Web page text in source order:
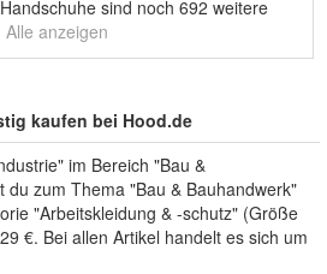
sind noch 692 weitere
Alle anzeigen
kaufen bei Hood.de
im Bereich "Bau &
du zum Thema "Bau & Bauhandwerk"
"Arbeitskleidung & -schutz" (Größe
€. Bei allen Artikel handelt es sich um